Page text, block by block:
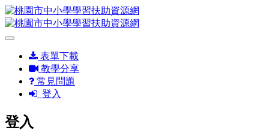
表單下載
教學分享
常見問題
登入
登入